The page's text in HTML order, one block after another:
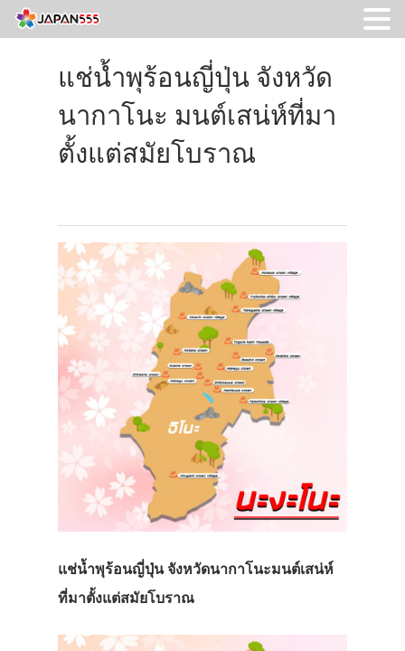
แช่น้ำพุร้อนญี่ปุ่น จังหวัด
นากาโนะ มนต์เสน่ห์ที่มา
ตั้งแต่สมัยโบราณ
แช่น้ำพุร้อนญี่ปุ่น จังหวัดนากาโนะมนต์เสน่ห์
ที่มาตั้งแต่สมัยโบราณ